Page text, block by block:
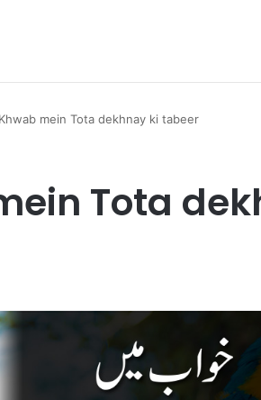
Khwab mein Tota dekhnay ki tabeer
Tota